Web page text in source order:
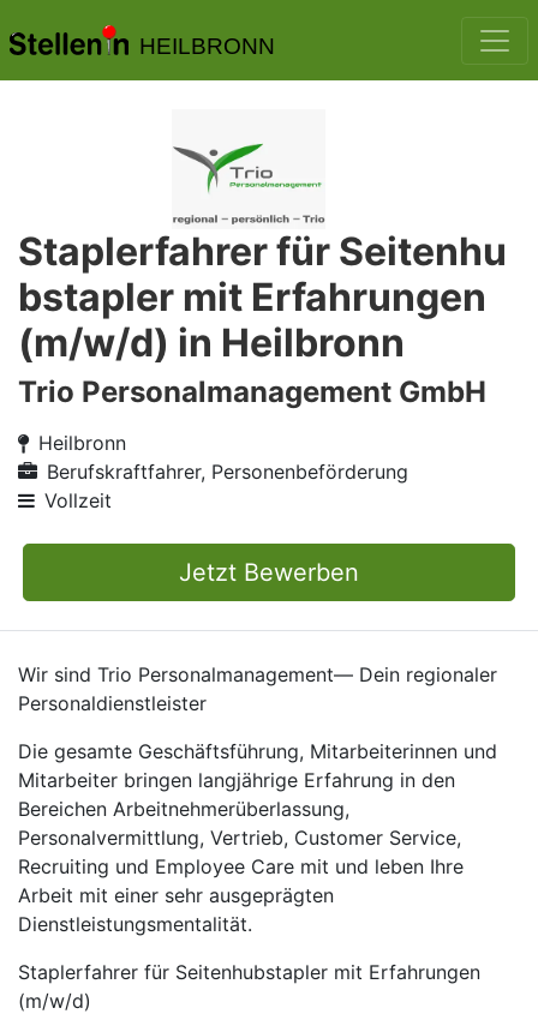
HEILBRONN
Staplerfahrer für Seitenhu
bstapler mit Erfahrungen
(m/w/d) in Heilbronn
Trio Personalmanagement GmbH
Heilbronn
Berufskraftfahrer, Personenbeförderung
Vollzeit
Jetzt Bewerben
Wir sind Trio Personalmanagement— Dein regionaler
Personaldienstleister
Die gesamte Geschäftsführung, Mitarbeiterinnen und
Mitarbeiter bringen langjährige Erfahrung in den
Bereichen Arbeitnehmerüberlassung,
Personalvermittlung, Vertrieb, Customer Service,
Recruiting und Employee Care mit und leben Ihre
Arbeit mit einer sehr ausgeprägten
Dienstleistungsmentalität.
Staplerfahrer für Seitenhubstapler mit Erfahrungen
(m/w/d)